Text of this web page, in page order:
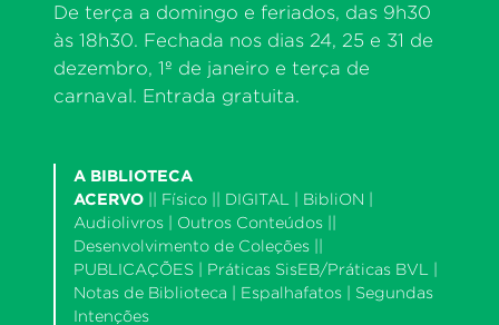
De terça a domingo e feriados, das 9h30
às 18h30. Fechada nos dias 24, 25 e 31 de
dezembro, 1º de janeiro e terça de
carnaval. Entrada gratuita.
A BIBLIOTECA
ACERVO
Físico || DIGITAL | BibliON
Audiolivros
Outros Conteúdos
Desenvolvimento de Coleções
PUBLICAÇÕES | Práticas SisEB/Práticas BVL
Notas de Biblioteca
Espalhafatos
Segundas
Intenções